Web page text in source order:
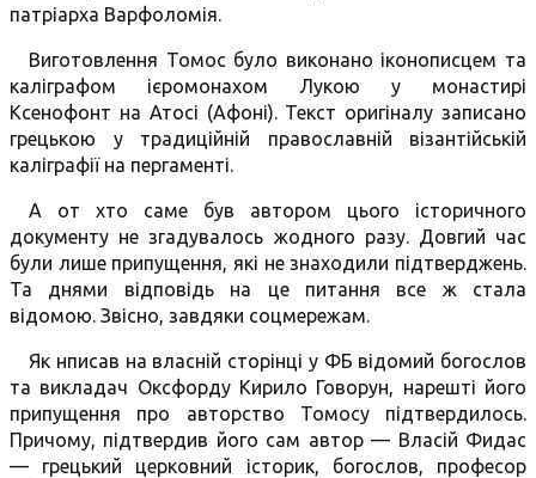
патріарха Варфоломія.
Виготовлення Томос було виконано іконописцем та
каліграфом ієромонахом Лукою у монастирі
Ксенофонт на Атосі (Афоні). Текст оригіналу записано
грецькою у традиційній православній візантійській
каліграфії на пергаменті.
А от хто саме був автором цього історичного
документу не згадувалось жодного разу. Довгий час
були лише припущення, які не знаходили підтверджень.
Та днями відповідь на це питання все ж стала
відомою. Звісно, завдяки соцмережам.
Як нписав на власній сторінці у ФБ відомий богослов
та викладач Оксфорду Кирило Говорун, нарешті його
припущення про авторство Томосу підтвердилось.
Причому, підтвердив його сам автор — Власій Фидас
— грецький церковний історик, богослов, професор